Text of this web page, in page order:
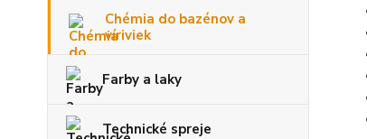
Chémia do bazénov a
víriviek
Farby a laky
Technické spreje